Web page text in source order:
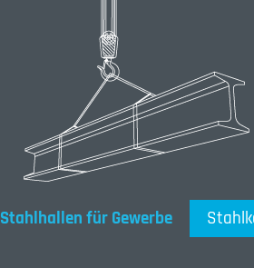
Stahlhallen für Gewerbe